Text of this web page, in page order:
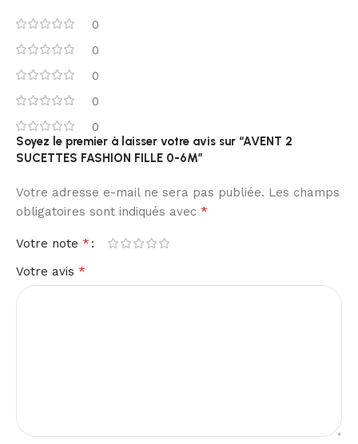
0
0
0
0
0
Soyez le premier à laisser votre avis sur “AVENT 2
SUCETTES FASHION FILLE 0-6M”
Votre adresse e-mail ne sera pas publiée. Les champs
obligatoires sont indiqués avec *
Votre note *
Votre avis *